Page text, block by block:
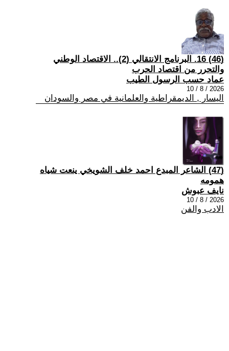
(46) 16. البرنامج الانتقالي (2).. الاقتصاد الوطني
والتحرر من اقتصاد الحرب
عماد حسب الرسول الطيب
2026 / 8 / 10
اليسار , الديمقراطية والعلمانية في مصر والسودان
(47) الشاعر المبدع احمد خلف الشويخي ينعت شياه
همومه
نايف عبوش
2026 / 8 / 10
الادب والفن